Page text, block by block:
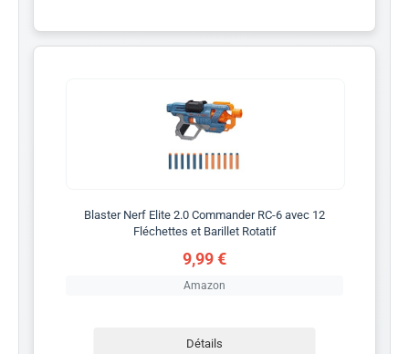
Blaster Nerf Elite 2.0 Commander RC-6 avec 12
Fléchettes et Barillet Rotatif
9,99 €
Amazon
Détails